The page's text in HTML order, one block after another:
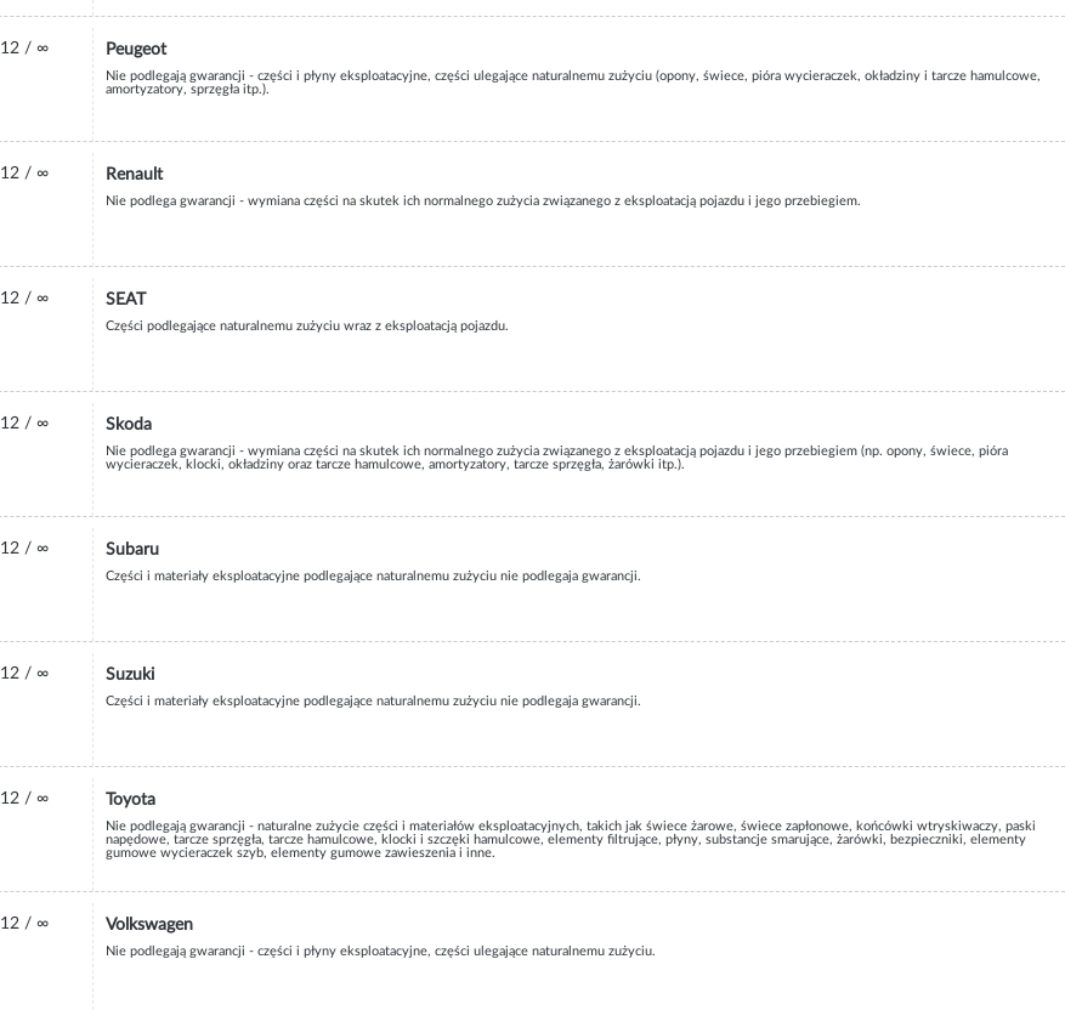
12 / ∞ Peugeot
Nie podlegają gwarancji - części i płyny eksploatacyjne, części ulegające naturalnemu zużyciu (opony, świece, pióra wycieraczek, okładziny i tarcze hamulcowe,
amortyzatory, sprzęgła itp.).
12 / ∞ Renault
Nie podlega gwarancji - wymiana części na skutek ich normalnego zużycia związanego z eksploatacją pojazdu i jego przebiegiem.
12 / ∞ SEAT
Części podlegające naturalnemu zużyciu wraz z eksploatacją pojazdu.
12 / ∞ Skoda
Nie podlega gwarancji - wymiana części na skutek ich normalnego zużycia związanego z eksploatacją pojazdu i jego przebiegiem (np. opony, świece, pióra
wycieraczek, klocki, okładziny oraz tarcze hamulcowe, amortyzatory, tarcze sprzęgła, żarówki itp.).
12 / ∞ Subaru
Części i materiały eksploatacyjne podlegające naturalnemu zużyciu nie podlegaja gwarancji.
12 / ∞ Suzuki
Części i materiały eksploatacyjne podlegające naturalnemu zużyciu nie podlegaja gwarancji.
12 / ∞ Toyota
Nie podlegają gwarancji - naturalne zużycie części i materiałów eksploatacyjnych, takich jak świece żarowe, świece zapłonowe, końcówki wtryskiwaczy, paski
napędowe, tarcze sprzęgła, tarcze hamulcowe, klocki i szczęki hamulcowe, elementy filtrujące, płyny, substancje smarujące, żarówki, bezpieczniki, elementy
gumowe wycieraczek szyb, elementy gumowe zawieszenia i inne.
12 / ∞ Volkswagen
Nie podlegają gwarancji - części i płyny eksploatacyjne, części ulegające naturalnemu zużyciu.